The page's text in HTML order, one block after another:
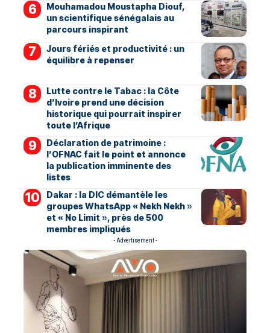
Mouhamadou Moustapha Diouf,
un scientifique sénégalais au
parcours inspirant
Jours fériés et productivité : un
équilibre à repenser
Lutte contre le Tabac : la Côte
d’Ivoire prend une décision
historique qui pourrait inspirer
toute l’Afrique
Déclaration de patrimoine :
l’OFNAC fait le point et annonce
la publication imminente des
listes
Dakar : la DIC démantèle les
groupes WhatsApp « Nekh Nekh »
et « No Limit », près de 500
membres impliqués
- Advertisement -